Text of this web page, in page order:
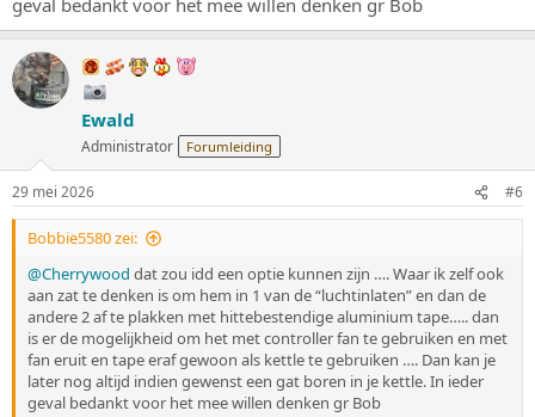
geval bedankt voor het mee willen denken gr Bob
Ewald
Administrator Forumleiding
29 mei 2026 #6
Bobbie5580 zei:
@Cherrywood dat zou idd een optie kunnen zijn …. Waar ik zelf ook
aan zat te denken is om hem in 1 van de “luchtinlaten” en dan de
andere 2 af te plakken met hittebestendige aluminium tape….. dan
is er de mogelijkheid om het met controller fan te gebruiken en met
fan eruit en tape eraf gewoon als kettle te gebruiken …. Dan kan je
later nog altijd indien gewenst een gat boren in je kettle. In ieder
geval bedankt voor het mee willen denken gr Bob